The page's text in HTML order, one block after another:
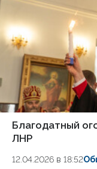
Благодатный
ЛНР
12.04.2026 в 18:52